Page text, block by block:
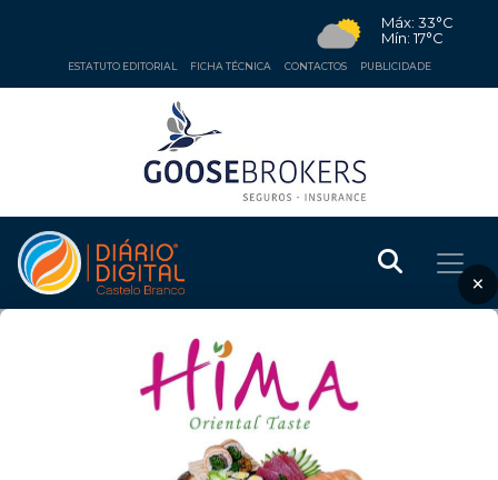
Máx: 33°C
Mín: 17°C
ESTATUTO EDITORIAL FICHA TÉCNICA CONTACTOS PUBLICIDADE
×